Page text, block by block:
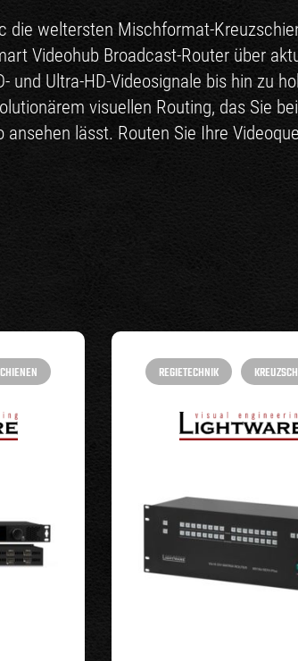
weltersten Mischformat-
Videohub Broadcast-Router über
und Ultra-HD-Videosignale bis hin zu
visuellen Routing, das Sie
lässt. Routen Sie Ihre
REGIETECHNIK